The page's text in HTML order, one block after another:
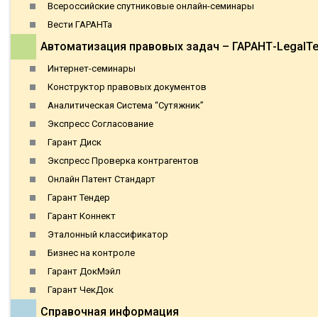
Всероссийские спутниковые онлайн-семинары
Вести ГАРАНТа
Автоматизация правовых задач – ГАРАНТ-
Интернет-семинары
Конструктор правовых документов
Аналитическая Система “Сутяжник”
Экспресс Согласование
Гарант Диск
Экспресс Проверка контрагентов
Онлайн Патент Стандарт
Гарант Тендер
Гарант Коннект
Эталонный классификатор
Бизнес на контроле
Гарант ДокМэйл
Гарант ЧекДок
Справочная информация